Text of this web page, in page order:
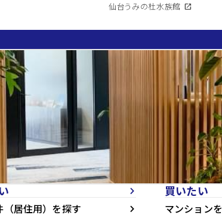
仙台うみの杜水族館 open_in_new
arrow_forward_ios
（居住用）を探す arrow_forward_ios
買いたい
マンション